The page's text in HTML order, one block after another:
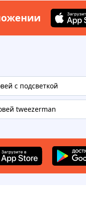
с подсветкой
tweezerman